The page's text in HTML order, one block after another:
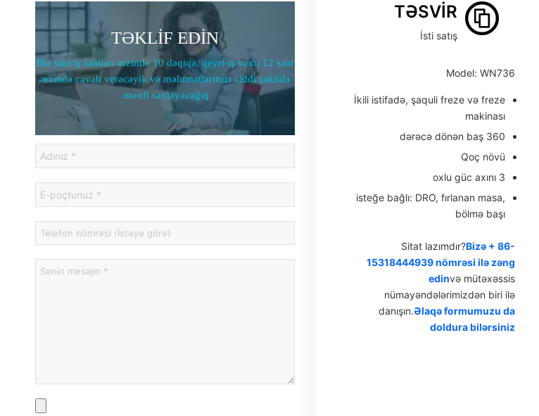
TƏSVIR
İsti satış
Model: WN736
İkili istifadə, şaquli freze və freze
makinası
360 dərəcə dönən baş
Qoç növü
3 oxlu güc axını
isteğe bağlı: DRO, fırlanan masa,
bölmə başı
Sitat lazımdır?Bizə + 86-
15318444939 nömrəsi ilə zəng
edinvə mütəxəssis
nümayəndələrimizdən biri ilə
danışın.Əlaqə formumuzu da
doldura bilərsiniz
TƏKLİF EDİN
Biz sizə iş saatları ərzində 10 dəqiqə, qeyri-iş vaxtı 12 saat
ərzində cavab verəcəyik və məlumatlarınızı ciddi şəkildə
məxfi saxlayacağıq.